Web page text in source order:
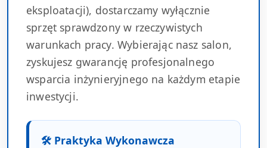
eksploatacji), dostarczamy wyłącznie
sprzęt sprawdzony w rzeczywistych
warunkach pracy. Wybierając nasz salon,
zyskujesz gwarancję profesjonalnego
wsparcia inżynieryjnego na każdym etapie
inwestycji.
🛠 Praktyka Wykonawcza